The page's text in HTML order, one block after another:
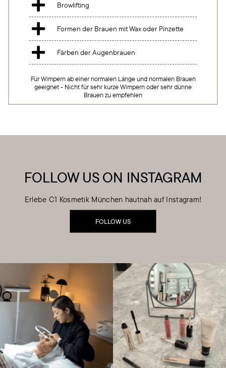
 Browlifting
 Formen der Brauen mit Wax oder Pinzette
 Färben der Augenbrauen
Für Wimpern ab einer normalen Länge und normalen Brauen
geeignet - Nicht für sehr kurze Wimpern oder sehr dünne
Brauen zu empfehlen
FOLLOW US ON INSTAGRAM
Erlebe C1 Kosmetik München hautnah auf Instagram!
FOLLOW US